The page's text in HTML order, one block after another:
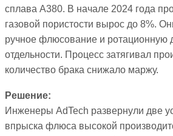
сплава A380. В начале 2024 года
газовой пористости вырос до 8%.
ручное флюсование и ротационную
отдельности. Процесс затягивал
количество брака снижало маржу.
Решение:
Инженеры AdTech развернули две
впрыска флюса высокой